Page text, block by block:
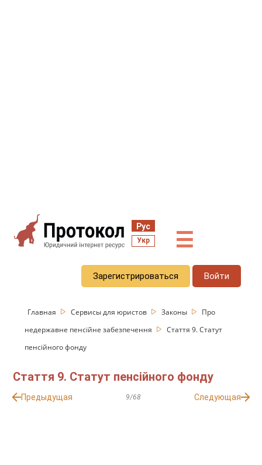
Рус
Укр ☰
Зарегистрироваться Войти
Главная Сервисы для юристов Законы
Про
недержавне пенсійне забезпечення
Стаття 9. Статут
пенсійного фонду
Стаття 9. Статут пенсійного фонду
Предыдущая 9/68 Следующая